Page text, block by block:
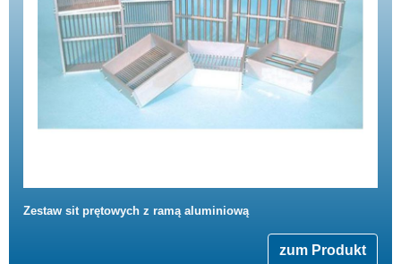
Zestaw sit prętowych z ramą aluminiową
zum Produkt